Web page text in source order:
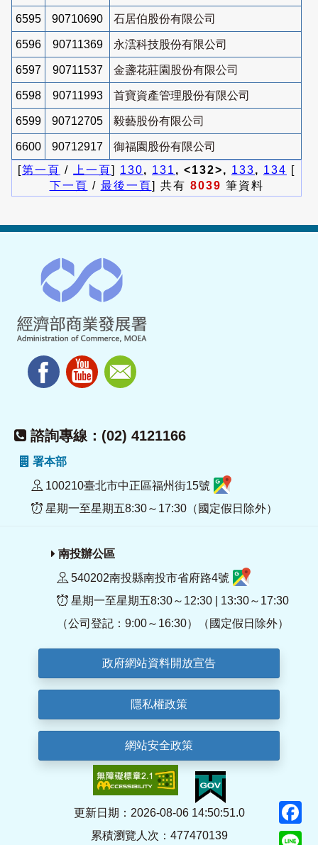
6595 90710690 石居伯股份有限公司
6596 90711369 永澐科技股份有限公司
6597 90711537 金盞花莊園股份有限公司
6598 90711993 首寶資產管理股份有限公司
6599 90712705 毅藝股份有限公司
6600 90712917
御福園股份有限公司
[第一頁 / 上一頁] 130, 131 , <132>, 133, 134 [
下一頁 / 最後一頁] 共有 8039 筆資料
諮詢專線：(02) 4121166
署本部
100210臺北市中正區福州街15號
星期一至星期五8:30～17:30（國定假日除外）
南投辦公區
540202南投縣南投市省府路4號
星期一至星期五8:30～12:30 | 13:30～17:30
（公司登記：9:00～16:30）（國定假日除外）
政府網站資料開放宣告
隱私權政策
網站安全政策
更新日期：2026-08-06 14:50:51.0
累積瀏覽人次：477470139